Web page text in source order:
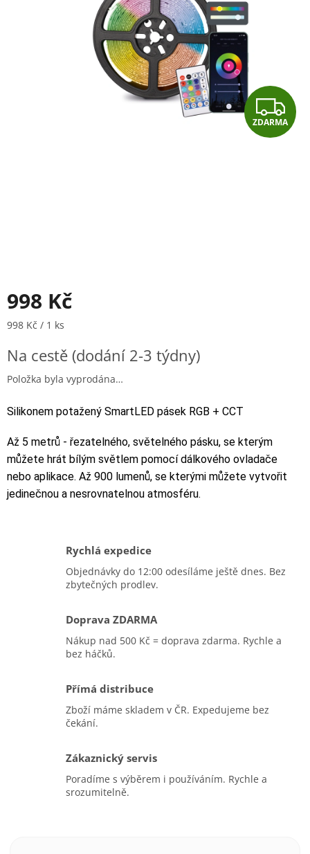
Z
D
ZDARMA
998 Kč
Měrná cena:
998 Kč / 1 ks
Na cestě (dodání 2-3 týdny)
Položka byla vyprodána…
Silikonem potažený SmartLED pásek RGB + CCT
Až 5 metrů - řezatelného, světelného pásku, se kterým
můžete hrát bílým světlem pomocí dálkového ovladače
nebo aplikace. Až 900 lumenů, se kterými můžete vytvořit
jedinečnou a nesrovnatelnou atmosféru.
Rychlá expedice
Objednávky do 12:00 odesíláme ještě dnes. Bez
zbytečných prodlev.
Doprava ZDARMA
Nákup nad 500 Kč = doprava zdarma. Rychle a
bez háčků.
Přímá distribuce
Zboží máme skladem v ČR. Expedujeme bez
čekání.
Zákaznický servis
Poradíme s výběrem i používáním. Rychle a
srozumitelně.